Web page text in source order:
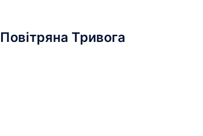
Повітряна Тривога